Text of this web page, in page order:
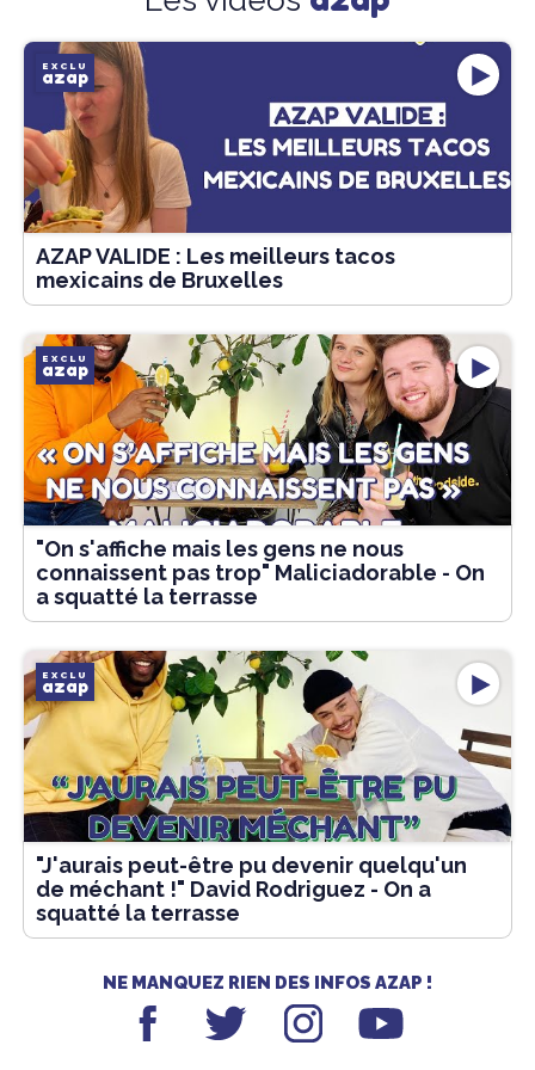
EXCLU
azap
AZAP VALIDE : Les meilleurs tacos
mexicains de Bruxelles
EXCLU
azap
"On s'affiche mais les gens ne nous
connaissent pas trop" Maliciadorable - On
a squatté la terrasse
EXCLU
azap
"J'aurais peut-être pu devenir quelqu'un
de méchant !" David Rodriguez - On a
squatté la terrasse
NE MANQUEZ RIEN DES INFOS AZAP !